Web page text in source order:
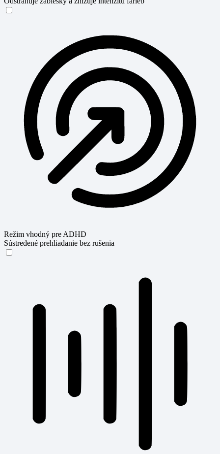
Režim vhodný pre ADHD
Sústredené prehliadanie bez rušenia